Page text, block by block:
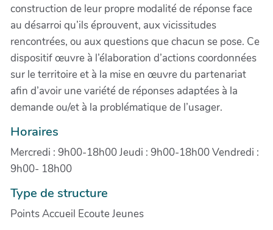
construction de leur propre modalité de réponse face
au désarroi qu’ils éprouvent, aux vicissitudes
rencontrées, ou aux questions que chacun se pose. Ce
dispositif œuvre à l’élaboration d’actions coordonnées
sur le territoire et à la mise en œuvre du partenariat
afin d’avoir une variété de réponses adaptées à la
demande ou/et à la problématique de l’usager.
Horaires
Mercredi : 9h00-18h00 Jeudi : 9h00-18h00 Vendredi :
9h00- 18h00
Type de structure
Points Accueil Ecoute Jeunes